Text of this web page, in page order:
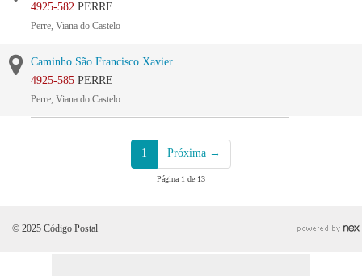
4925-582 PERRE
Perre, Viana do Castelo
Caminho São Francisco Xavier
4925-585 PERRE
Perre, Viana do Castelo
1 Próxima →
Página 1 de 13
© 2025 Código Postal